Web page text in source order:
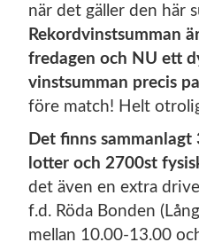
när det gäller den här
Rekordvinstsumman
fredagen och NU ett
vinstsumman precis
före match! Helt
Det finns
lotter och 2700st
det även en extra
f.d. Röda Bonden
mellan 10.00-13.00